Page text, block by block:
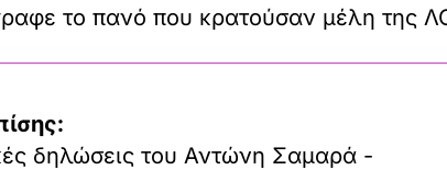
το πανό που κρατούσαν μέλη της
δηλώσεις του Αντώνη Σαμαρά -